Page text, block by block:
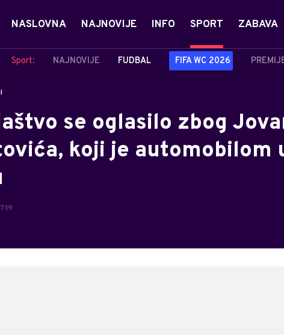
NASLOVNA NAJNOVIJE INFO SPORT
Sport: NAJNOVIJE FUDBAL FIFA WC 2026
ZABAVA
se oglasilo zbog
koji je automobilom